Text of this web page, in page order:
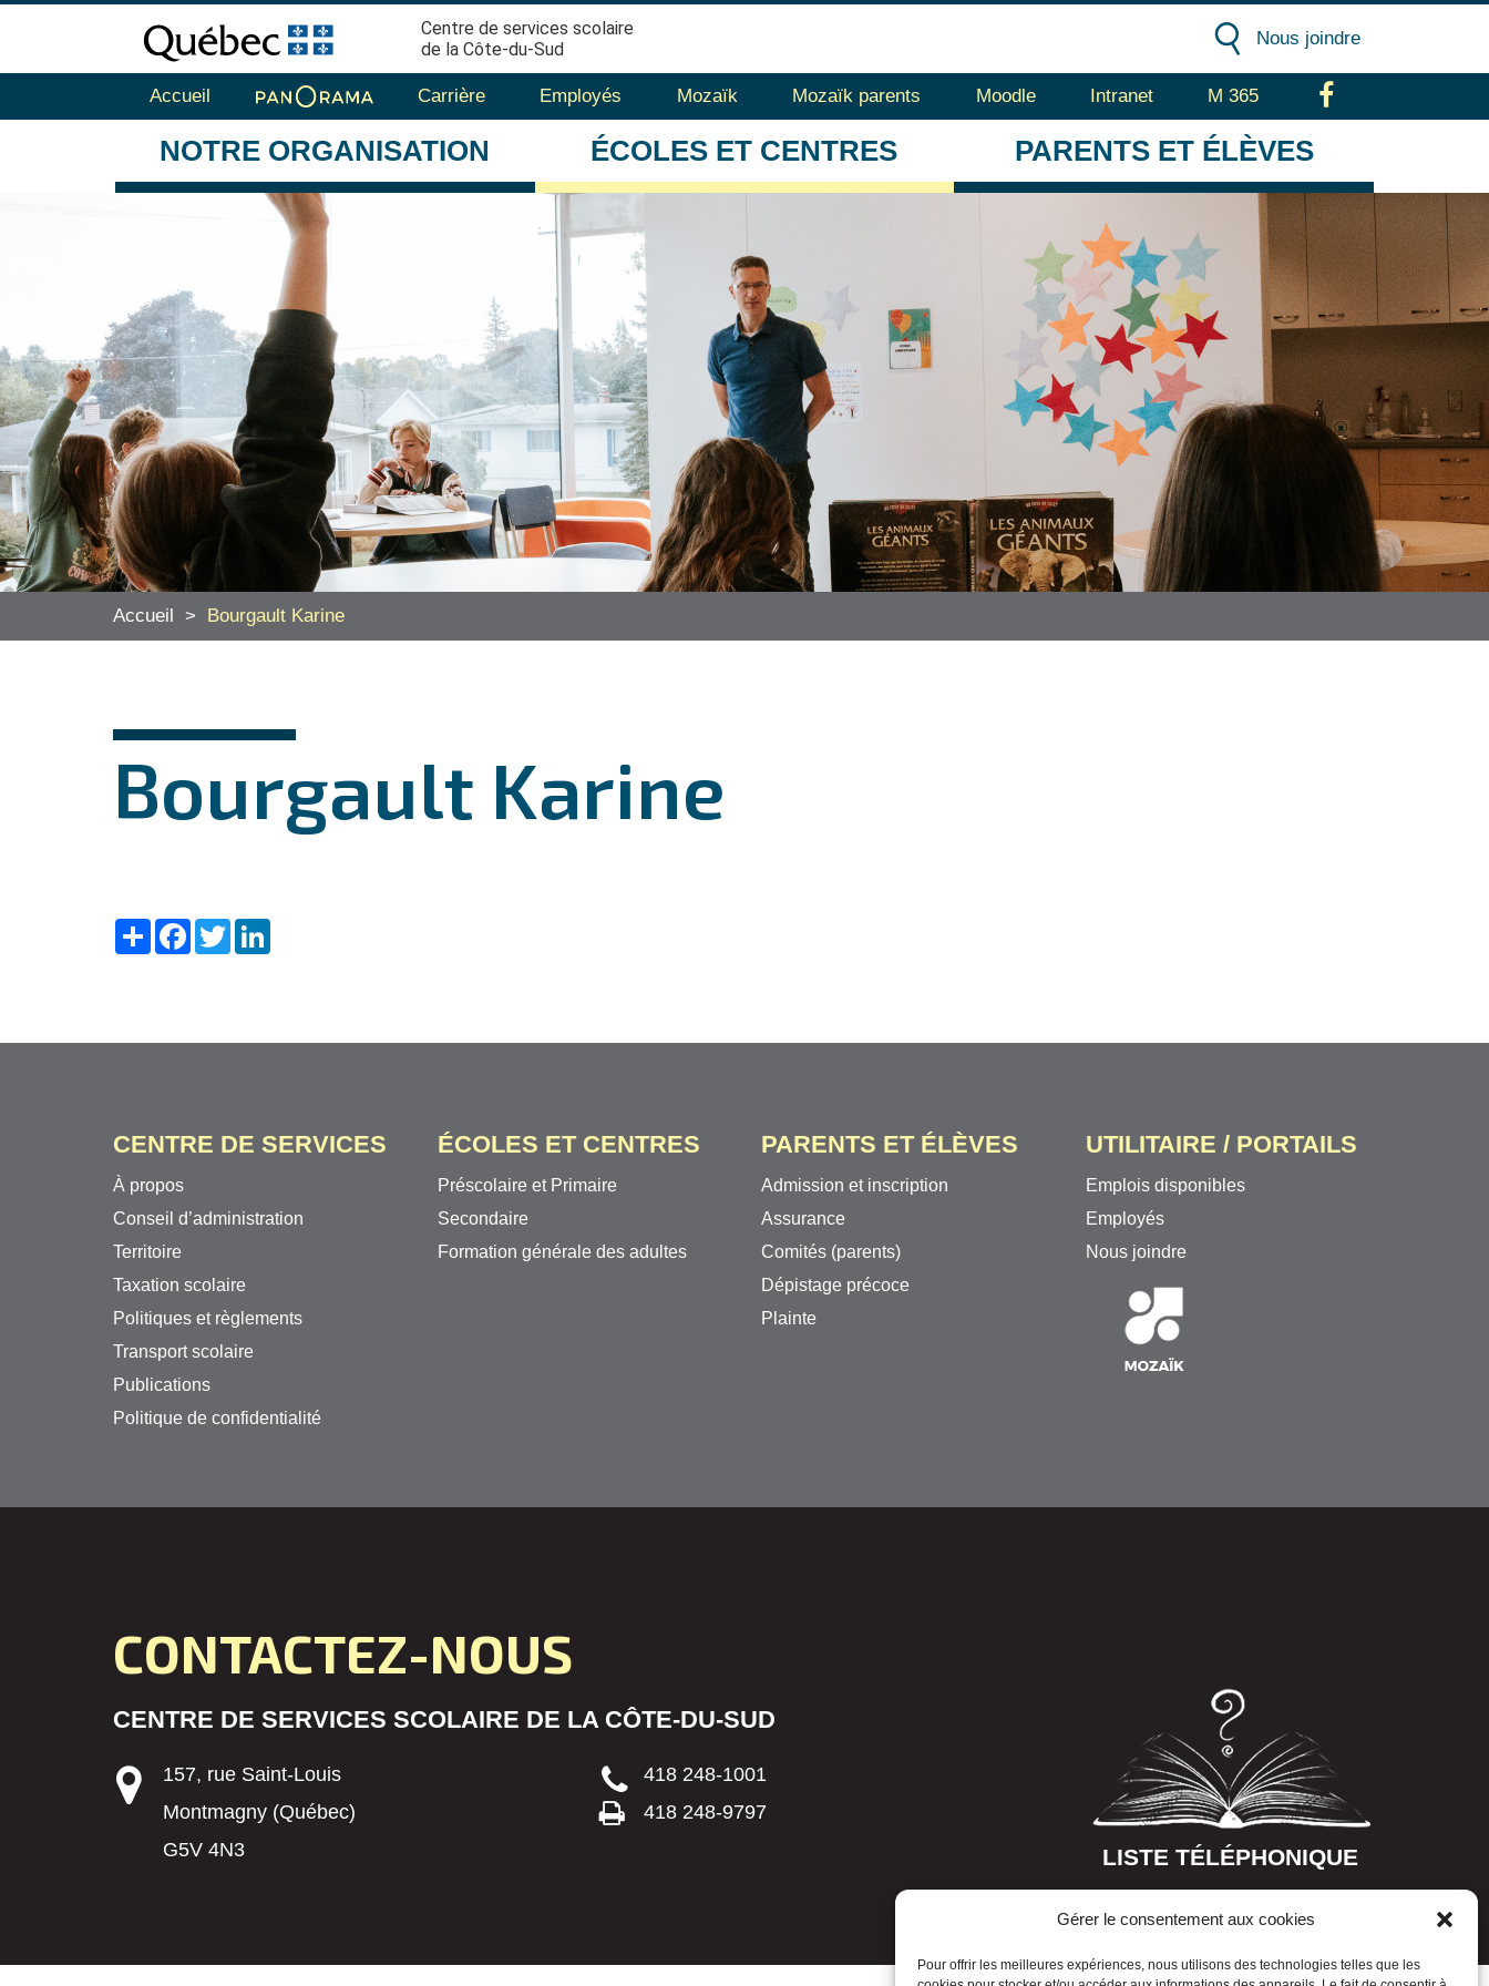
Gérer le consentement aux cookies
Pour offrir les meilleures expériences, nous utilisons des technologies telles que les
Centre de services scolaire
de la Côte-du-Sud
Nous joindre
Accueil Carrière Employés Mozaïk Mozaïk parents Moodle Intranet M 365
NOTRE ORGANISATION ÉCOLES ET CENTRES PARENTS ET ÉLÈVES
Accueil > Bourgault Karine
Bourgault Karine
ShareFacebook
Twitter
CENTRE DE SERVICES
À propos
Conseil d’administration
Territoire
Taxation scolaire
Politiques et règlements
Transport scolaire
Publications
Politique de confidentialité
ÉCOLES ET CENTRES
Préscolaire et Primaire
Secondaire
Formation générale des adultes
PARENTS ET ÉLÈVES
Admission et inscription
Assurance
Comités (parents)
Dépistage précoce
Plainte
UTILITAIRE / PORTAILS
Emplois disponibles
Employés
Nous joindre
CONTACTEZ-NOUS
CENTRE DE SERVICES SCOLAIRE DE LA CÔTE-DU-SUD
157, rue Saint-Louis
Montmagny (Québec)
G5V 4N3
418 248-1001
418 248-9797
LISTE TÉLÉPHONIQUE